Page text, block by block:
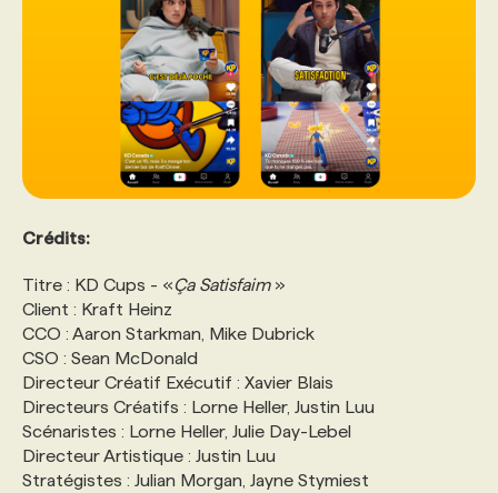
Crédits:
Titre : KD Cups - «Ça Satisfaim»
Client : Kraft Heinz
CCO : Aaron Starkman, Mike Dubrick
CSO : Sean McDonald
Directeur Créatif Exécutif : Xavier Blais
Directeurs Créatifs : Lorne Heller, Justin Luu
Scénaristes : Lorne Heller, Julie Day-Lebel
Directeur Artistique : Justin Luu
Stratégistes : Julian Morgan, Jayne Stymiest